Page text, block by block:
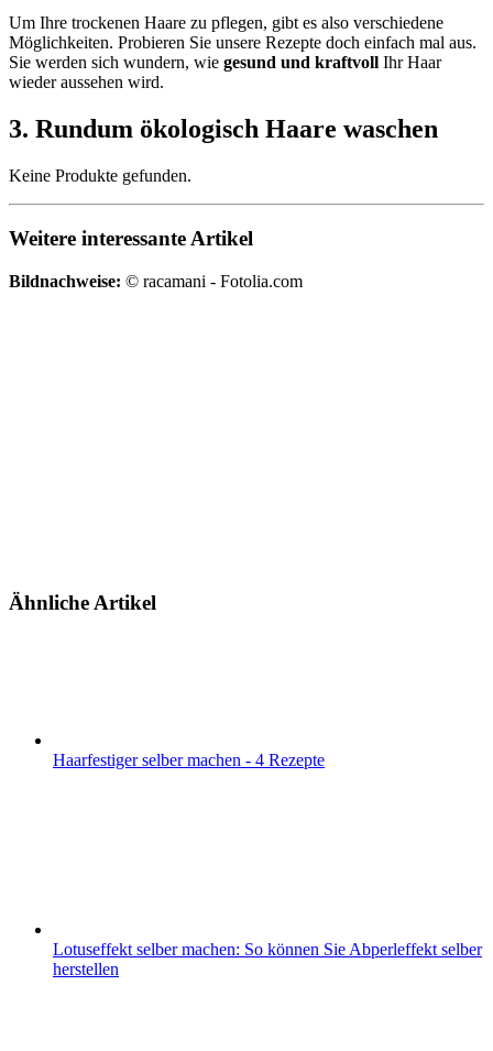
Um Ihre trockenen Haare zu pflegen, gibt es also verschiedene
Möglichkeiten. Probieren Sie unsere Rezepte doch einfach mal aus.
Sie werden sich wundern, wie gesund und kraftvoll Ihr Haar
wieder aussehen wird.
3. Rundum ökologisch Haare waschen
Keine Produkte gefunden.
Weitere interessante Artikel
Bildnachweise: © racamani - Fotolia.com
Ähnliche Artikel
Haarfestiger selber machen - 4 Rezepte
Lotuseffekt selber machen: So können Sie Abperleffekt selber
herstellen